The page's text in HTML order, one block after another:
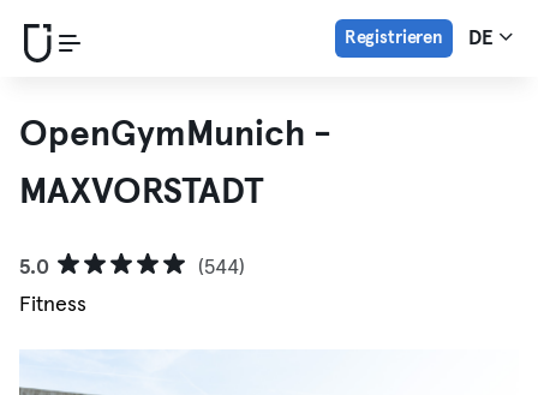
Registrieren DE
OpenGymMunich -
MAXVORSTADT
5.0
(544)
Fitness